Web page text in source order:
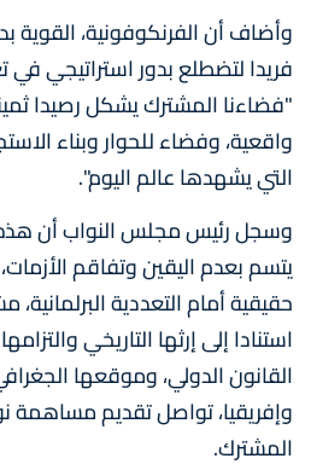
وأضاف أن الفرنكوفونية، القوية
فريدا لتضطلع بدور استراتيجي في
"فضاءنا المشترك يشكل رصيدا
واقعية، وفضاء للحوار وبناء
التي يشهدها عالم اليوم".
وسجل رئيس مجلس النواب أن
يتسم بعدم اليقين وتفاقم
حقيقية أمام التعددية
استنادا إلى إرثها التاريخي
القانون الدولي، وموقعها
وإفريقيا، تواصل تقديم مساهمة
المشترك.